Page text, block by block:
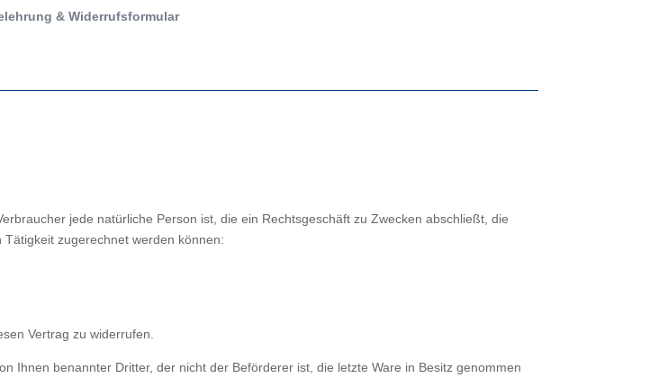
& Widerrufsformular
jede natürliche Person ist, die ein Rechtsgeschäft zu Zwecken abschließt, die
zugerechnet werden können:
Vertrag zu widerrufen.
Ihnen benannter Dritter, der nicht der Beförderer ist, die letzte Ware in Besitz genommen